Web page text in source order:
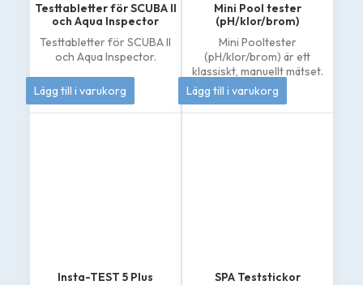
Testtabletter för SCUBA II
och Aqua Inspector
Testtabletter för SCUBA II
och Aqua Inspector.
206kr
Lägg till i varukorg
Mini Pool tester
(pH/klor/brom)
Mini Pooltester
(pH/klor/brom) är ett
klassiskt, manuellt mätset.
133kr
Lägg till i varukorg
Insta-TEST 5 Plus
SPA Teststickor